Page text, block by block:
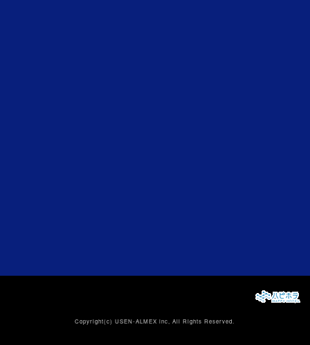
Copyright(c)USEN-ALMEX inc, All Rights Reserved.